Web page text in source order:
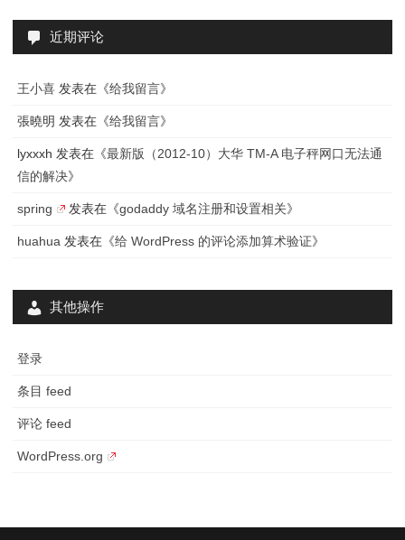
近期评论
王小喜 发表在《给我留言》
張曉明 发表在《给我留言》
lyxxxh 发表在《最新版（2012-10）大华 TM-A 电子秤网口无法通
信的解决》
spring 发表在《godaddy 域名注册和设置相关》
huahua 发表在《给 WordPress 的评论添加算术验证》
其他操作
登录
条目 feed
评论 feed
WordPress.org